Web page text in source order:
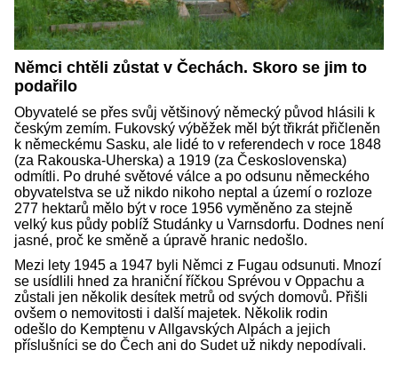
Němci chtěli zůstat v Čechách. Skoro se jim to
podařilo
Obyvatelé se přes svůj většinový německý původ hlásili k
českým zemím. Fukovský výběžek měl být třikrát přičleněn
k německému Sasku, ale lidé to v referendech v roce 1848
(za Rakouska-Uherska) a 1919 (za Československa)
odmítli. Po druhé světové válce a po odsunu německého
obyvatelstva se už nikdo nikoho neptal a území o rozloze
277 hektarů mělo být v roce 1956 vyměněno za stejně
velký kus půdy poblíž Studánky u Varnsdorfu. Dodnes není
jasné, proč ke směně a úpravě hranic nedošlo.
Mezi lety 1945 a 1947 byli Němci z Fugau odsunuti. Mnozí
se usídlili hned za hraniční říčkou Sprévou v Oppachu a
zůstali jen několik desítek metrů od svých domovů. Přišli
ovšem o nemovitosti i další majetek. Několik rodin
odešlo do Kemptenu v Allgavských Alpách a jejich
příslušníci se do Čech ani do Sudet už nikdy nepodívali.